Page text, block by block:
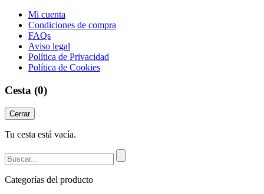
Mi cuenta
Condiciones de compra
FAQs
Aviso legal
Política de Privacidad
Política de Cookies
Cesta (0)
Cerrar
Tu cesta está vacía.
Categorías del producto